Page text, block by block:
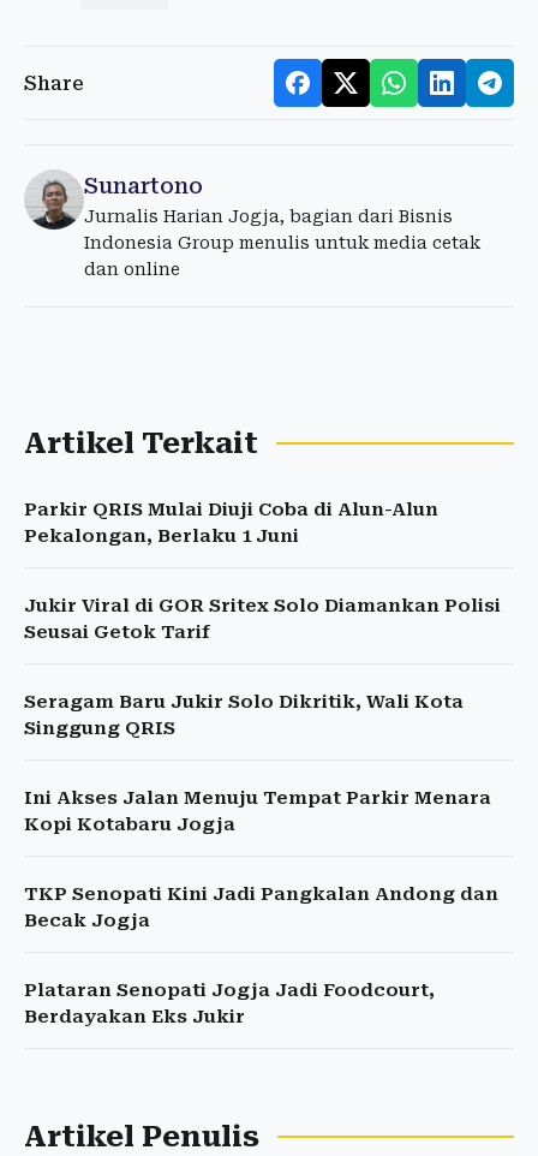
Share
Sunartono
Jurnalis Harian Jogja, bagian dari Bisnis
Indonesia Group menulis untuk media cetak
dan online
Artikel Terkait
Parkir QRIS Mulai Diuji Coba di Alun-Alun
Pekalongan, Berlaku 1 Juni
Jukir Viral di GOR Sritex Solo Diamankan Polisi
Seusai Getok Tarif
Seragam Baru Jukir Solo Dikritik, Wali Kota
Singgung QRIS
Ini Akses Jalan Menuju Tempat Parkir Menara
Kopi Kotabaru Jogja
TKP Senopati Kini Jadi Pangkalan Andong dan
Becak Jogja
Plataran Senopati Jogja Jadi Foodcourt,
Berdayakan Eks Jukir
Artikel Penulis